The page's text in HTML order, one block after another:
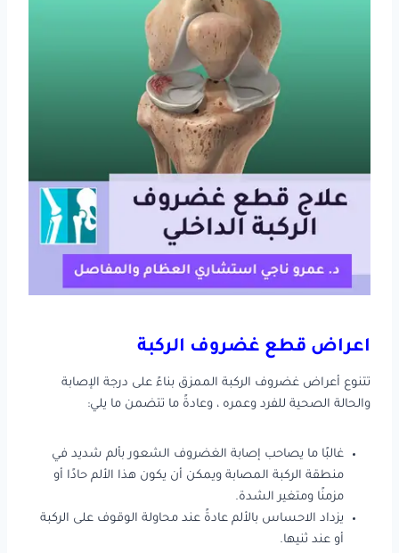
اعراض قطع غضروف الركبة
تتنوع أعراض غضروف الركبة الممزق بناءً على درجة الإصابة
والحالة الصحية للفرد وعمره ، وعادةً ما تتضمن ما يلي:
غالبًا ما يصاحب إصابة الغضروف الشعور بألم شديد في
منطقة الركبة المصابة ويمكن أن يكون هذا الألم حادًا أو
مزمنًا ومتغير الشدة.
يزداد الاحساس بالألم عادةً عند محاولة الوقوف على الركبة
أو عند ثنيها.